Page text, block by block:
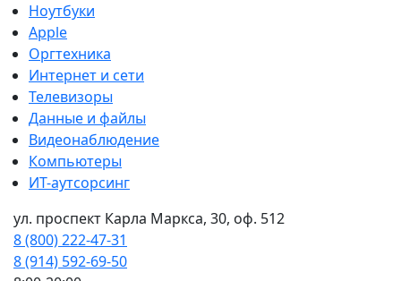
Ноутбуки
Apple
Оргтехника
Интернет и сети
Телевизоры
Данные и файлы
Видеонаблюдение
Компьютеры
ИТ-аутсорсинг
ул. проспект Карла Маркса, 30, оф. 512
8 (800) 222-47-31
8 (914) 592-69-50